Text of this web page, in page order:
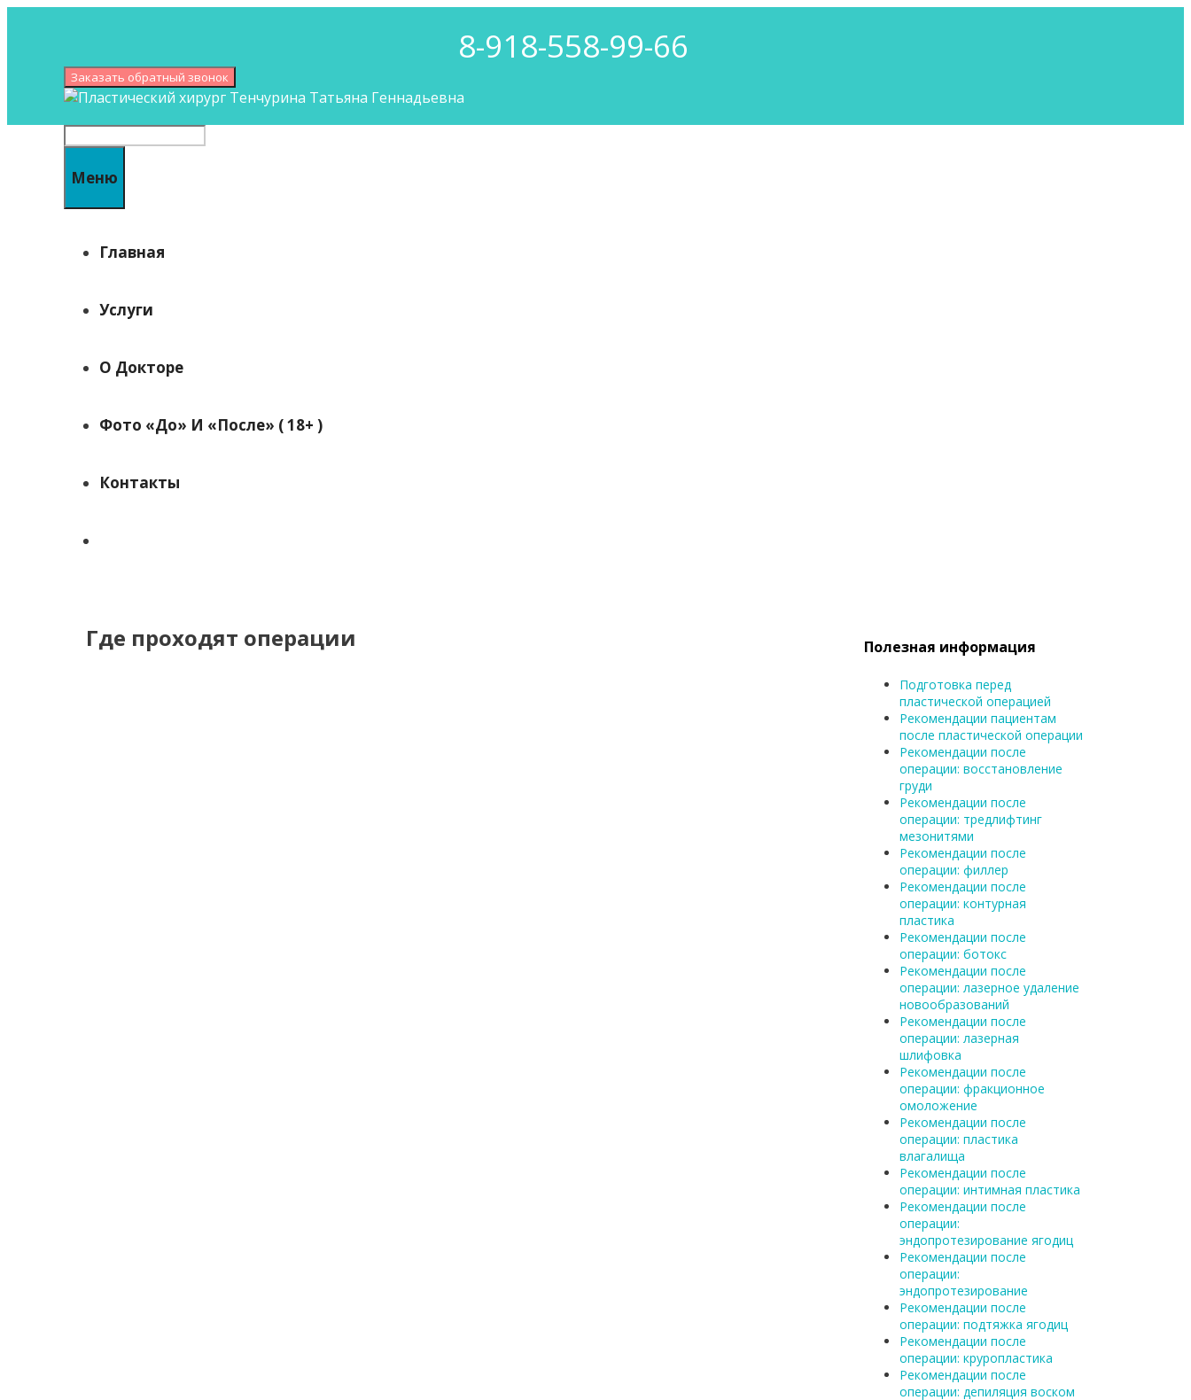
8-918-558-99-66
Заказать обратный звонок
Поиск
Меню
Главная
Услуги
О Докторе
Фото «до» И «после» ( 18+ )
Контакты
Где проходят операции Полезная информация
Подготовка перед
пластической операцией
Рекомендации пациентам
после пластической операции
Рекомендации после
операции: восстановление
груди
Рекомендации после
операции: тредлифтинг
мезонитями
Рекомендации после
операции: филлер
Рекомендации после
операции: контурная
пластика
Рекомендации после
операции: ботокс
Рекомендации после
операции: лазерное удаление
новообразований
Рекомендации после
операции: лазерная
шлифовка
Рекомендации после
операции: фракционное
омоложение
Рекомендации после
операции: пластика
влагалища
Рекомендации после
операции: интимная пластика
Рекомендации после
операции:
эндопротезирование ягодиц
Рекомендации после
операции:
эндопротезирование
Рекомендации после
операции: подтяжка ягодиц
Рекомендации после
операции: круропластика
Рекомендации после
операции: депиляция воском